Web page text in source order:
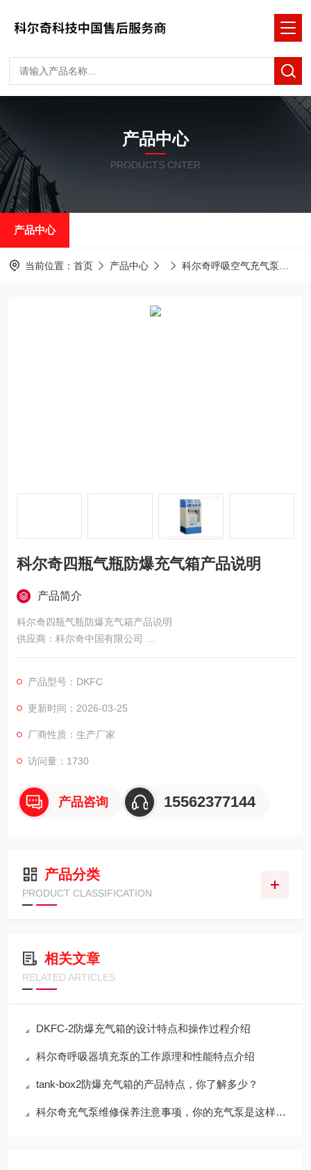
产品中心
PRODUCTS CNTER
产品中心
当前位置： 首页 产品中心 科尔奇呼吸空气充气泵
科尔奇四瓶气瓶防爆充气箱产品说明
产品简介
科尔奇四瓶气瓶防爆充气箱产品说明
供应商：科尔奇中国有限公司
充气数量:4瓶
产品型号：DKFC
更新时间：2026-03-25
厂商性质：生产厂家
访问量：1730
产品咨询 15562377144
产品分类
PRODUCT CLASSIFICATION
相关文章
RELATED ARTICLES
DKFC-2防爆充气箱的设计特点和操作过程介绍
科尔奇呼吸器填充泵的工作原理和性能特点介绍
tank-box2防爆充气箱的产品特点，你了解多少？
科尔奇充气泵维修保养注意事项，你的充气泵是这样养护的吗？